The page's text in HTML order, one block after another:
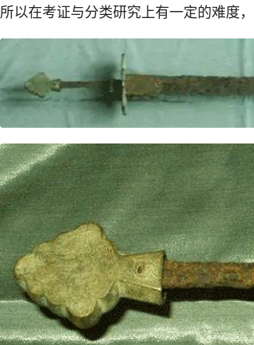
所以在考证与分类研究上有一定的难度